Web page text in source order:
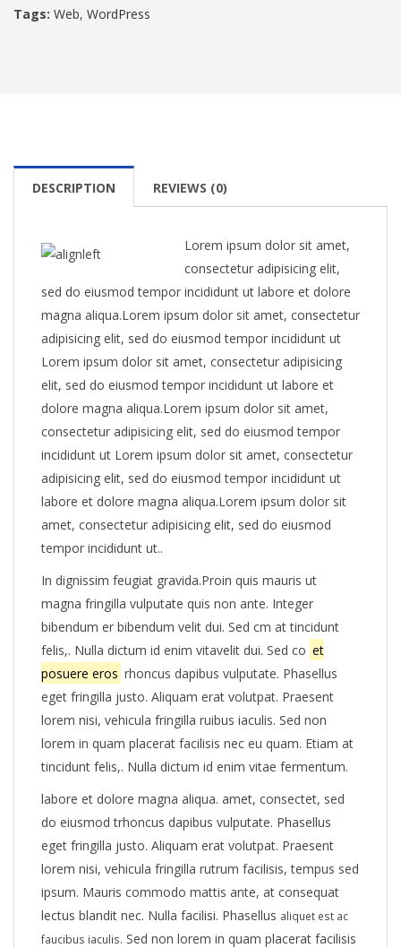
Tags: Web, WordPress
DESCRIPTION REVIEWS (0)
Lorem ipsum dolor sit amet,
consectetur adipisicing elit,
sed do eiusmod tempor incididunt ut labore et dolore
magna aliqua.Lorem ipsum dolor sit amet, consectetur
adipisicing elit, sed do eiusmod tempor incididunt ut
Lorem ipsum dolor sit amet, consectetur adipisicing
elit, sed do eiusmod tempor incididunt ut labore et
dolore magna aliqua.Lorem ipsum dolor sit amet,
consectetur adipisicing elit, sed do eiusmod tempor
incididunt ut Lorem ipsum dolor sit amet, consectetur
adipisicing elit, sed do eiusmod tempor incididunt ut
labore et dolore magna aliqua.Lorem ipsum dolor sit
amet, consectetur adipisicing elit, sed do eiusmod
tempor incididunt ut..
In dignissim feugiat gravida.Proin quis mauris ut
magna fringilla vulputate quis non ante. Integer
bibendum er bibendum velit dui. Sed cm at tincidunt
felis,. Nulla dictum id enim vitavelit dui. Sed co et
posuere eros rhoncus dapibus vulputate. Phasellus
eget fringilla justo. Aliquam erat volutpat. Praesent
lorem nisi, vehicula fringilla ruibus iaculis. Sed non
lorem in quam placerat facilisis nec eu quam. Etiam at
tincidunt felis,. Nulla dictum id enim vitae fermentum.
labore et dolore magna aliqua. amet, consectet, sed
do eiusmod trhoncus dapibus vulputate. Phasellus
eget fringilla justo. Aliquam erat volutpat. Praesent
lorem nisi, vehicula fringilla rutrum facilisis, tempus sed
ipsum. Mauris commodo mattis ante, at consequat
lectus blandit nec. Nulla facilisi. Phasellus aliquet est ac
faucibus iaculis. Sed non lorem in quam placerat facilisis